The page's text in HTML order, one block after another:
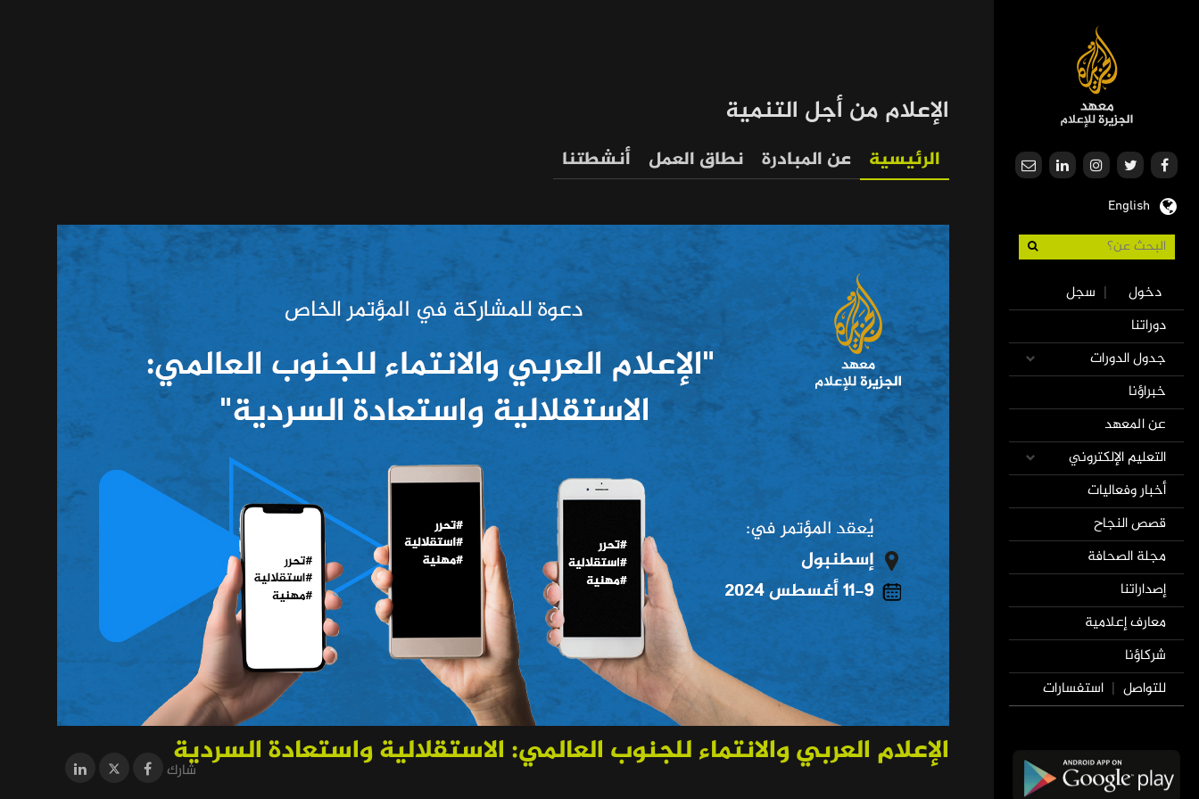
English
User
account
menu
دخول | سجل
Main
navigation
دوراتنا
جدول الدورات
خبراؤنا
عن المعهد
التعليم الإلكتروني
أخبار وفعاليات
قصص النجاح
مجلة الصحافة
إصداراتنا
معارف إعلامية
شركاؤنا
للتواصل | استفسارات
الإعلام من أجل التنمية
for
Development
الرئيسية عن المبادرة نطاق العمل أنشطتنا
الإعلام العربي والانتماء للجنوب العالمي: الاستقلالية واستعادة السردية
شارك